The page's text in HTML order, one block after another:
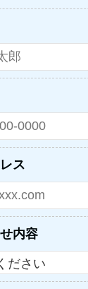
ス
内容